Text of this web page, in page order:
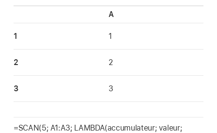
A
1 1
2 2
3 3
=SCAN(5; A1:A3; LAMBDA(accumulateur; valeur;